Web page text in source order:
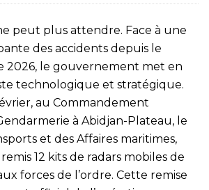
peut plus attendre. Face à une
des accidents depuis le
2026, le gouvernement met en
technologique et stratégique.
au Commandement
à Abidjan-Plateau, le
et des Affaires maritimes,
12 kits de radars mobiles de
forces de l’ordre. Cette remise